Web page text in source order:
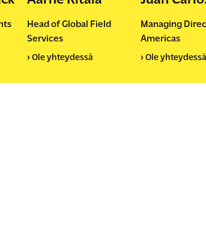
Head of Global Field
Services
› Ole yhteydessä
Managing
Americas
› Ole yhteydessä